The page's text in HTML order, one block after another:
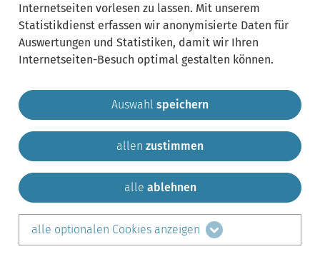
Gemeinde Krailling Impressum
Sitemap
Kontakt
teilen auf:
LinkedIn
Internetseiten vorlesen zu lassen. Mit unserem
Statistikdienst erfassen wir anonymisierte Daten für
Auswertungen und Statistiken, damit wir Ihren
Internetseiten-Besuch optimal gestalten können.
Auswahl speichern
allen zustimmen
alle ablehnen
alle optionalen Cookies anzeigen